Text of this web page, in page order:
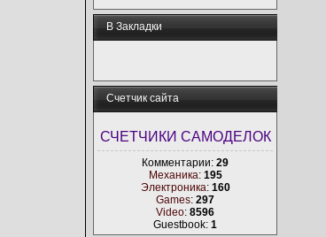
В Закладки
Счетчик сайта
СЧЕТЧИКИ САМОДЕЛОК
Комментарии: 29
Механика: 195
Электроника: 160
Games: 297
Video: 8596
Guestbook: 1